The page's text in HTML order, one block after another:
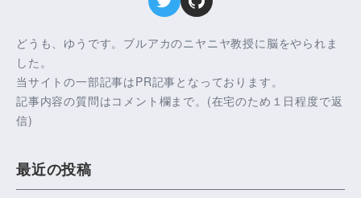
どうも、ゆうです。ブルアカのニヤニヤ教授に脳をやられま
した。
当サイトの一部記事はPR記事となっております。
記事内容の質問はコメント欄まで。(在宅のため１日程度で返
信)
最近の投稿